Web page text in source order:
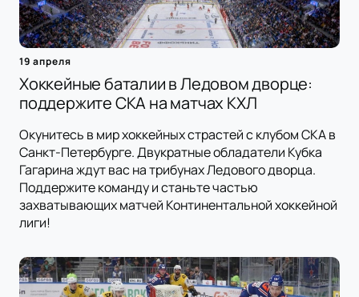
19 апреля
Хоккейные баталии в Ледовом дворце:
поддержите СКА на матчах КХЛ
Окунитесь в мир хоккейных страстей с клубом СКА в
Санкт-Петербурге. Двукратные обладатели Кубка
Гагарина ждут вас на трибунах Ледового дворца.
Поддержите команду и станьте частью
захватывающих матчей Континентальной хоккейной
лиги!